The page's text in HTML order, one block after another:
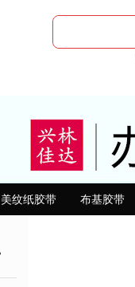
美纹纸胶带 布基胶带